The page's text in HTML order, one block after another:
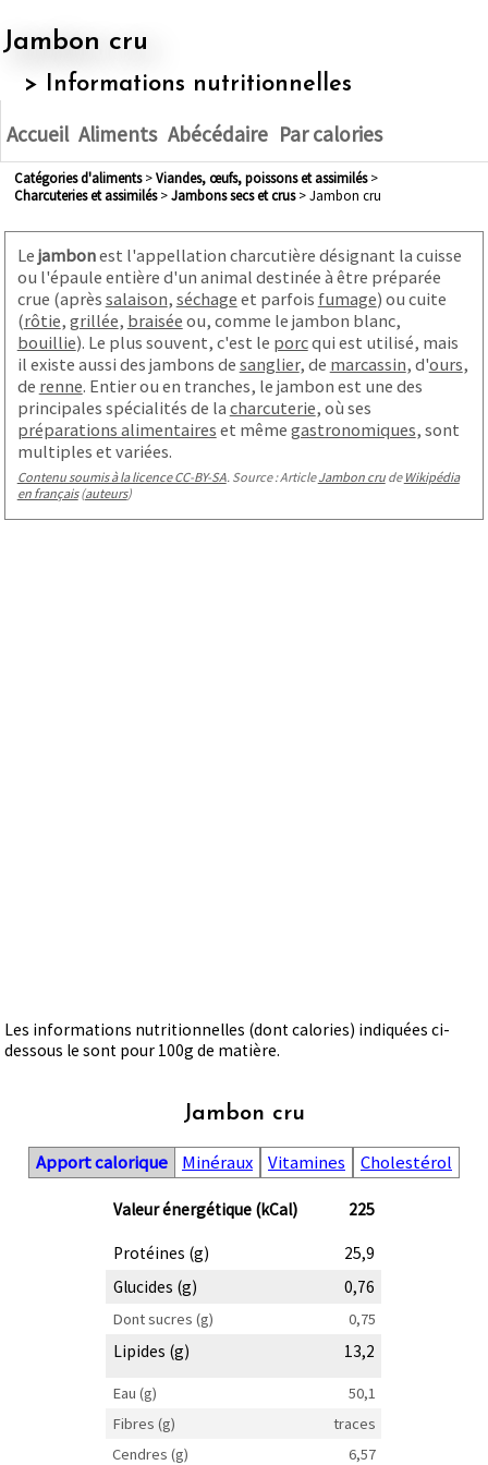
Jambon cru
> Informations nutritionnelles
Accueil Aliments Abécédaire Par calories
Catégories d'aliments> viandes, œufs, poissons et assimilés>
charcuteries et assimilés> jambons secs et crus> Jambon cru
Le jambonest l'appellation charcutière désignant la cuisse
ou l'épaule entière d'un animal destinée à être préparée
crue (après salaison, séchage et parfois fumage) ou cuite
(rôtie, grillée, braisée ou, comme le jambon blanc,
bouillie). Le plus souvent, c'est le porcqui est utilisé, mais
il existe aussi des jambons de sanglier, de marcassin, d'ours,
de renne. Entier ou en tranches, le jambon est une des
principales spécialités de la charcuterie, où ses
préparations alimentaires et même gastronomiques, sont
multiples et variées.
Contenu soumis à la licence CC-BY-SA. Source : ArticleJambon crude Wikipédia
en français(auteurs)
Les informations nutritionnelles (dont calories) indiquées ci-
dessous le sont pour 100g de matière.
Jambon cru
Apport calorique Minéraux Vitamines Cholestérol
Valeur énergétique (kCal) 225
Protéines (g)
25,9
Glucides (g)
0,76
Dont sucres (g) 0,75
Lipides (g) 13,2
Eau (g)
50,1
Fibres (g)
traces
Cendres (g)
6,57